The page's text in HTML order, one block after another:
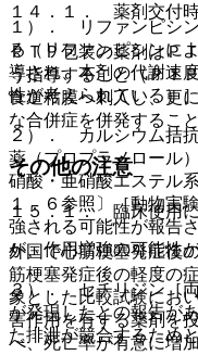
１４．１． 薬剤交付
ＰＴＰ包装の薬剤はＰ
う指導すること（ＰＴ
食道粘膜へ刺入し、更
な合併症を併発するこ
その他の注意
１５．１． 臨床使用
外国で心筋梗塞発症後
筋梗塞発症後の軽度の
象とした比較試験にお
害作用を有する薬剤を
べ、死亡率が有意に増
１）． リファンピシ
る（リファンピシンに
導され、本剤の代謝速
性が考えられている）
２）． カルシウム拮
薬（プロプラノロール
硝酸・亜硝酸エステル
１．６参照〕［動物実
強される可能性が報告
が、作用増強の可能性
３）． セチリジン［
が発現したとの報告が
た排泄が競合するため